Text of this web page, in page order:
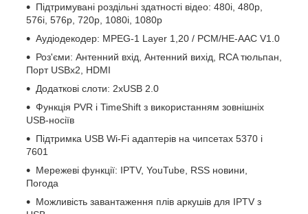
Підтримувані роздільні здатності відео: 480i, 480р,
576i, 576р, 720р, 1080i, 1080р
Аудіодекодер: MPEG-1 Layer 1,20 / PCM/HE-AAC V1.0
Роз'єми: Антенний вхід, Антенний вихід, RCA тюльпан,
Порт USBx2, HDMI
Додаткові слоти: 2xUSB 2.0
Функція PVR і TimeShift з використанням зовнішніх
USB-носіїв
Підтримка USB Wi-Fi адаптерів на чипсетах 5370 і
7601
Мережеві функції: IPTV, YouTube, RSS новини,
Погода
Можливість завантаження плів аркушів для IPTV з